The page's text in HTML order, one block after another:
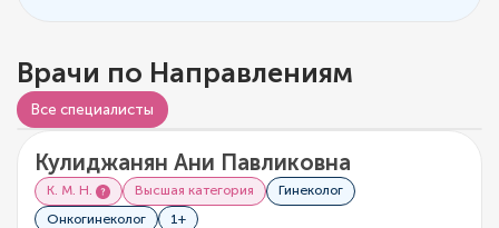
Врачи по Направлениям
Все специалисты
5/5
5 отзывов
Видео о враче
Кулиджанян Ани Павликовна
К. М. Н. Высшая категория
Гинеколог
Онкогинеколог
1+